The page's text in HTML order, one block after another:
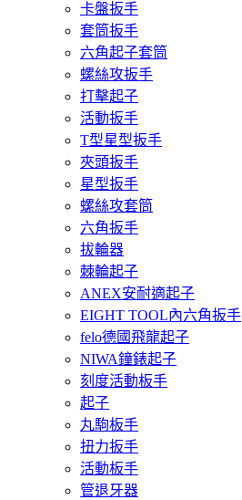
卡盤扳手
套筒扳手
六角起子套筒
螺絲攻扳手
打擊起子
活動扳手
T型星型扳手
夾頭扳手
星型扳手
螺絲攻套筒
六角扳手
拔輪器
棘輪起子
ANEX安耐適起子
EIGHT TOOL內六角扳手
felo德國飛龍起子
NIWA鐘錶起子
刻度活動板手
起子
丸駒板手
扭力扳手
活動板手
管退牙器